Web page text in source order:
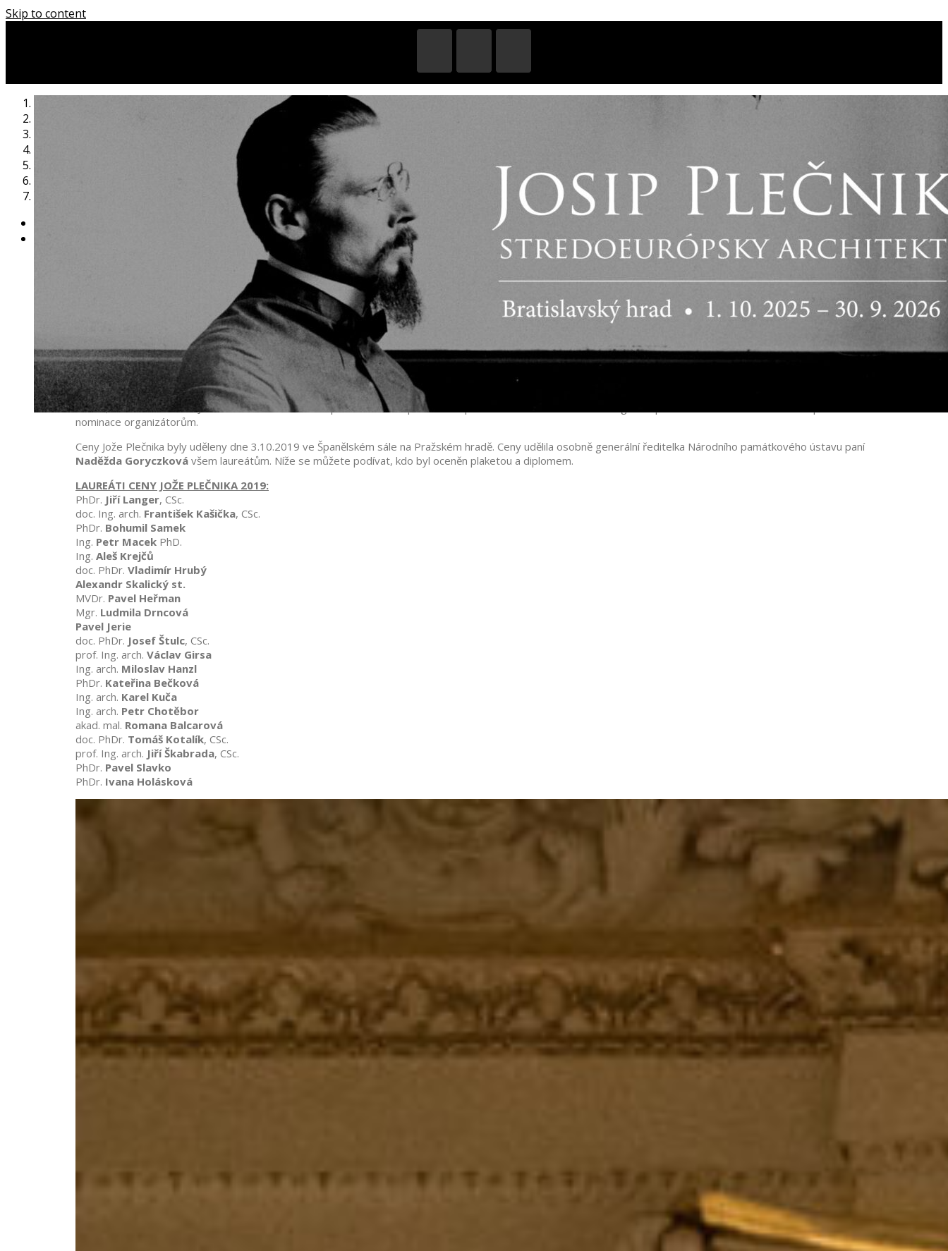
Skip to content
AKCE A VÝSTAVY VIDEA
Laureáti Ceny Jože Plečnika 2019
Na tvorbě seznamu oceněných osobností se podílel zásadně Národní památkový ústav. Nominace jednotlivců proběhla tak, že garant v příslušné oblasti vybral vždy
osobu, která obdrží cenu Jože Plečnika za celoživotní přínos v oblasti památkové péče. Dále k nominované osobě garant přidal své odborné stanovisko a předal
nominace organizátorům.
Ceny Jože Plečnika byly uděleny dne 3.10.2019 ve Španělském sále na Pražském hradě. Ceny udělila osobně generální ředitelka Národního památkového ústavu paní
Naděžda Goryczková všem laureátům. Níže se můžete podívat, kdo byl oceněn plaketou a diplomem.
LAUREÁTI CENY JOŽE PLEČNIKA 2019:
PhDr. Jiří Langer, CSc.
doc. Ing. arch. František Kašička, CSc.
PhDr. Bohumil Samek
Ing. Petr Macek PhD.
Ing. Aleš Krejčů
doc. PhDr. Vladimír Hrubý
Alexandr Skalický st.
MVDr. Pavel Heřman
Mgr. Ludmila Drncová
Pavel Jerie
doc. PhDr. Josef Štulc, CSc.
prof. Ing. arch. Václav Girsa
Ing. arch. Miloslav Hanzl
PhDr. Kateřina Bečková
Ing. arch. Karel Kuča
Ing. arch. Petr Chotěbor
akad. mal. Romana Balcarová
doc. PhDr. Tomáš Kotalík, CSc.
prof. Ing. arch. Jiří Škabrada, CSc.
PhDr. Pavel Slavko
PhDr. Ivana Holásková